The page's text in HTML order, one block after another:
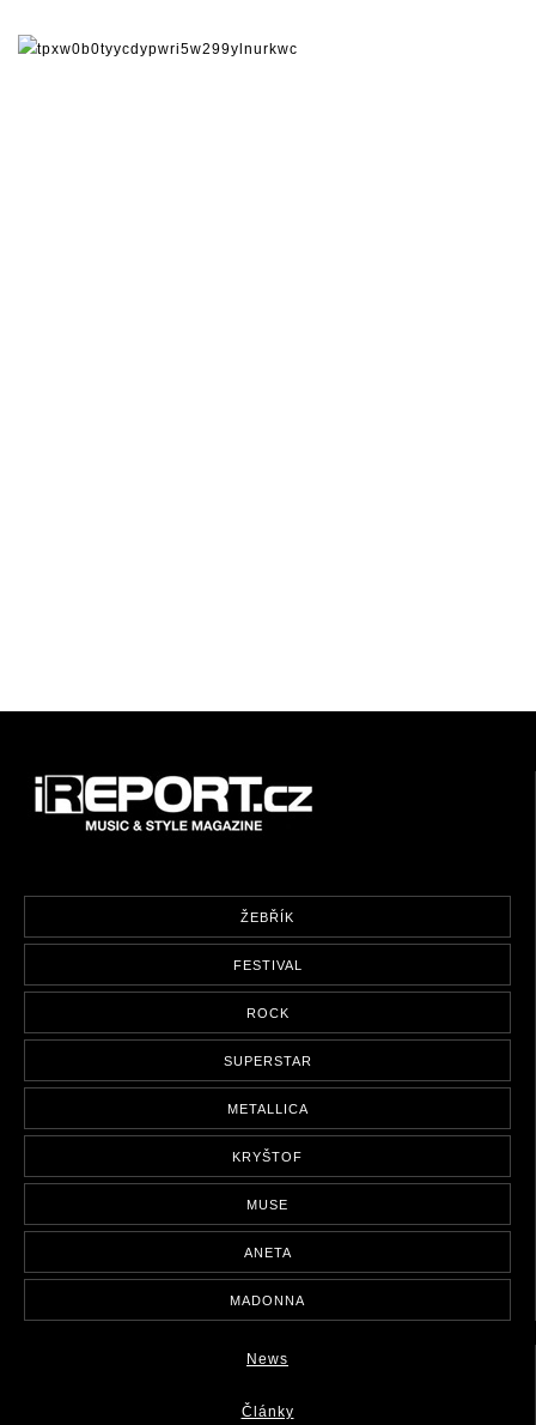
ŽEBŘÍK
FESTIVAL
ROCK
SUPERSTAR
METALLICA
KRYŠTOF
MUSE
ANETA
MADONNA
News
Články